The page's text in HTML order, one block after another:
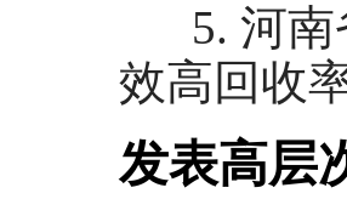
5. 河南
效高回收
发表高层